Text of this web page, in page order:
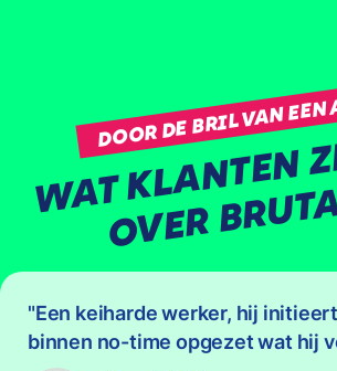
DOOR DE BRIL VAN
Een keiharde werker, hij
binnen no-time opgezet wat hij